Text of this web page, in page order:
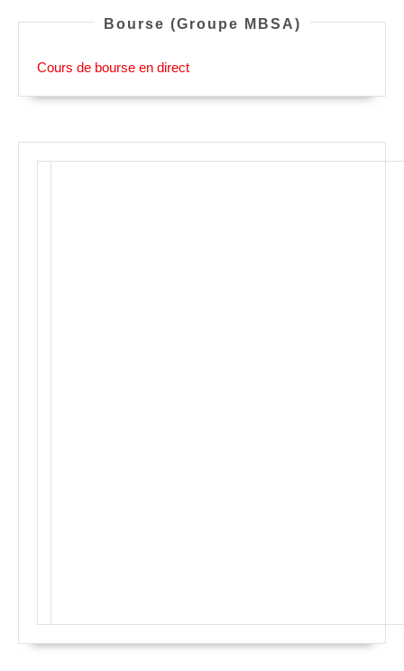
Bourse (Groupe MBSA)
Cours de bourse en direct